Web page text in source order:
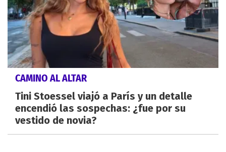
CAMINO AL ALTAR
Tini Stoessel viajó a París y un detalle
encendió las sospechas: ¿fue por su
vestido de novia?